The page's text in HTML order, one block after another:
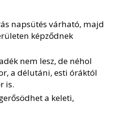
napsütés várható, majd
képződnek
nem lesz, de néhol
a délutáni, esti óráktól
is.
a keleti,